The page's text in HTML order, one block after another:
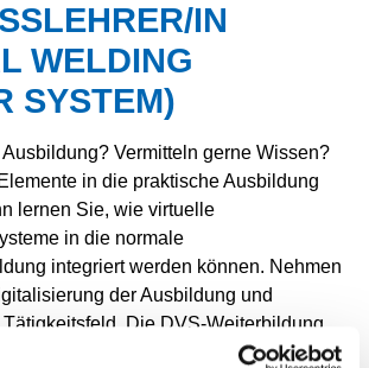
IN (
T
Vermitteln gerne Wissen?
in die praktische Ausbildung
lernen Sie, wie virtuelle
in die normale
integriert werden können. Nehmen
der Ausbildung und
Die DVS-Weiterbildung
in ist über Grenzen hinweg